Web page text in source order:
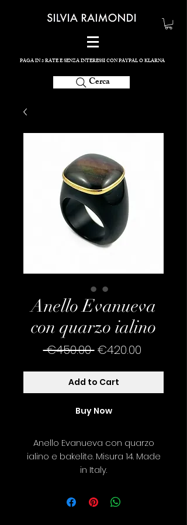
PAGA IN 3 RATE E SENZA INTERESSI CON PAYPAL O KLARNA
Cerca
Anello Evanueva
con quarzo ialino
€450.00 Regular
€420.00Sale
Add to Cart
Buy Now
Anello Evanueva con quarzo
ialino e bakelite. Misura 14. Made
in Italy.